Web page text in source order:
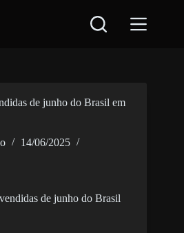
de junho do Brasil em
14/06/2025